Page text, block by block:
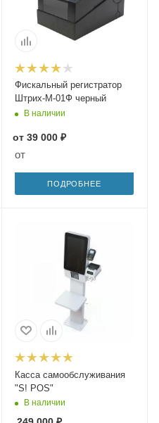
Фискальный регистратор
Штрих-М-01Ф черный
В наличии
от 39 000 ₽
от
ПОДРОБНЕЕ
Касса самообслуживания
"S! POS"
В наличии